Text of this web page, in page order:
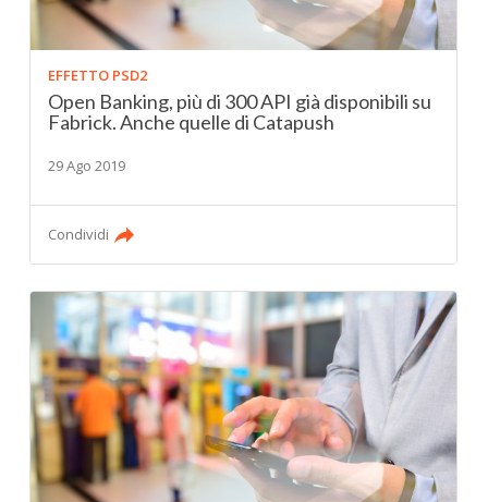
EFFETTO PSD2
Open Banking, più di 300 API già disponibili su
Fabrick. Anche quelle di Catapush
29 Ago 2019
Condividi